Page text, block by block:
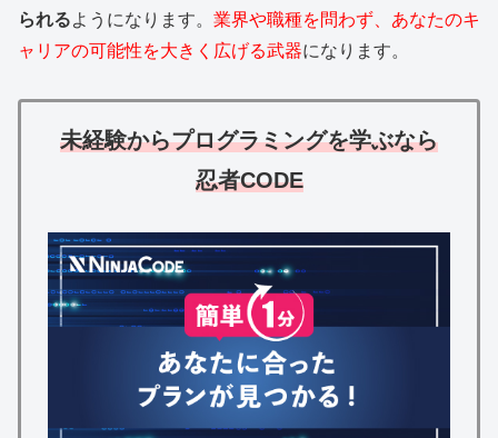
られるようになります。 業界や職種を問わず、あなたのキ
ャリアの可能性を大きく広げる武器になります。
未経験からプログラミングを学ぶなら
忍者CODE